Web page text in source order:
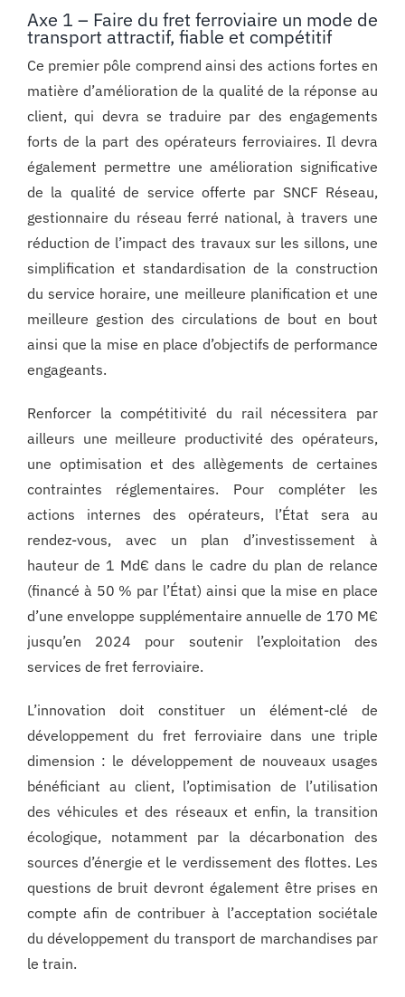
Axe 1 – Faire du fret ferroviaire un mode de
transport attractif, fiable et compétitif
Ce premier pôle comprend ainsi des actions fortes en
matière d’amélioration de la qualité de la réponse au
client, qui devra se traduire par des engagements
forts de la part des opérateurs ferroviaires. Il devra
également permettre une amélioration significative
de la qualité de service offerte par SNCF Réseau,
gestionnaire du réseau ferré national, à travers une
réduction de l’impact des travaux sur les sillons, une
simplification et standardisation de la construction
du service horaire, une meilleure planification et une
meilleure gestion des circulations de bout en bout
ainsi que la mise en place d’objectifs de performance
engageants.
Renforcer la compétitivité du rail nécessitera par
ailleurs une meilleure productivité des opérateurs,
une optimisation et des allègements de certaines
contraintes réglementaires. Pour compléter les
actions internes des opérateurs, l’État sera au
rendez-vous, avec un plan d’investissement à
hauteur de 1 Md€ dans le cadre du plan de relance
(financé à 50 % par l’État) ainsi que la mise en place
d’une enveloppe supplémentaire annuelle de 170 M€
jusqu’en 2024 pour soutenir l’exploitation des
services de fret ferroviaire.
L’innovation doit constituer un élément-clé de
développement du fret ferroviaire dans une triple
dimension : le développement de nouveaux usages
bénéficiant au client, l’optimisation de l’utilisation
des véhicules et des réseaux et enfin, la transition
écologique, notamment par la décarbonation des
sources d’énergie et le verdissement des flottes. Les
questions de bruit devront également être prises en
compte afin de contribuer à l’acceptation sociétale
du développement du transport de marchandises par
le train.